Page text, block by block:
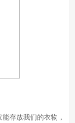
存放我们的衣物，